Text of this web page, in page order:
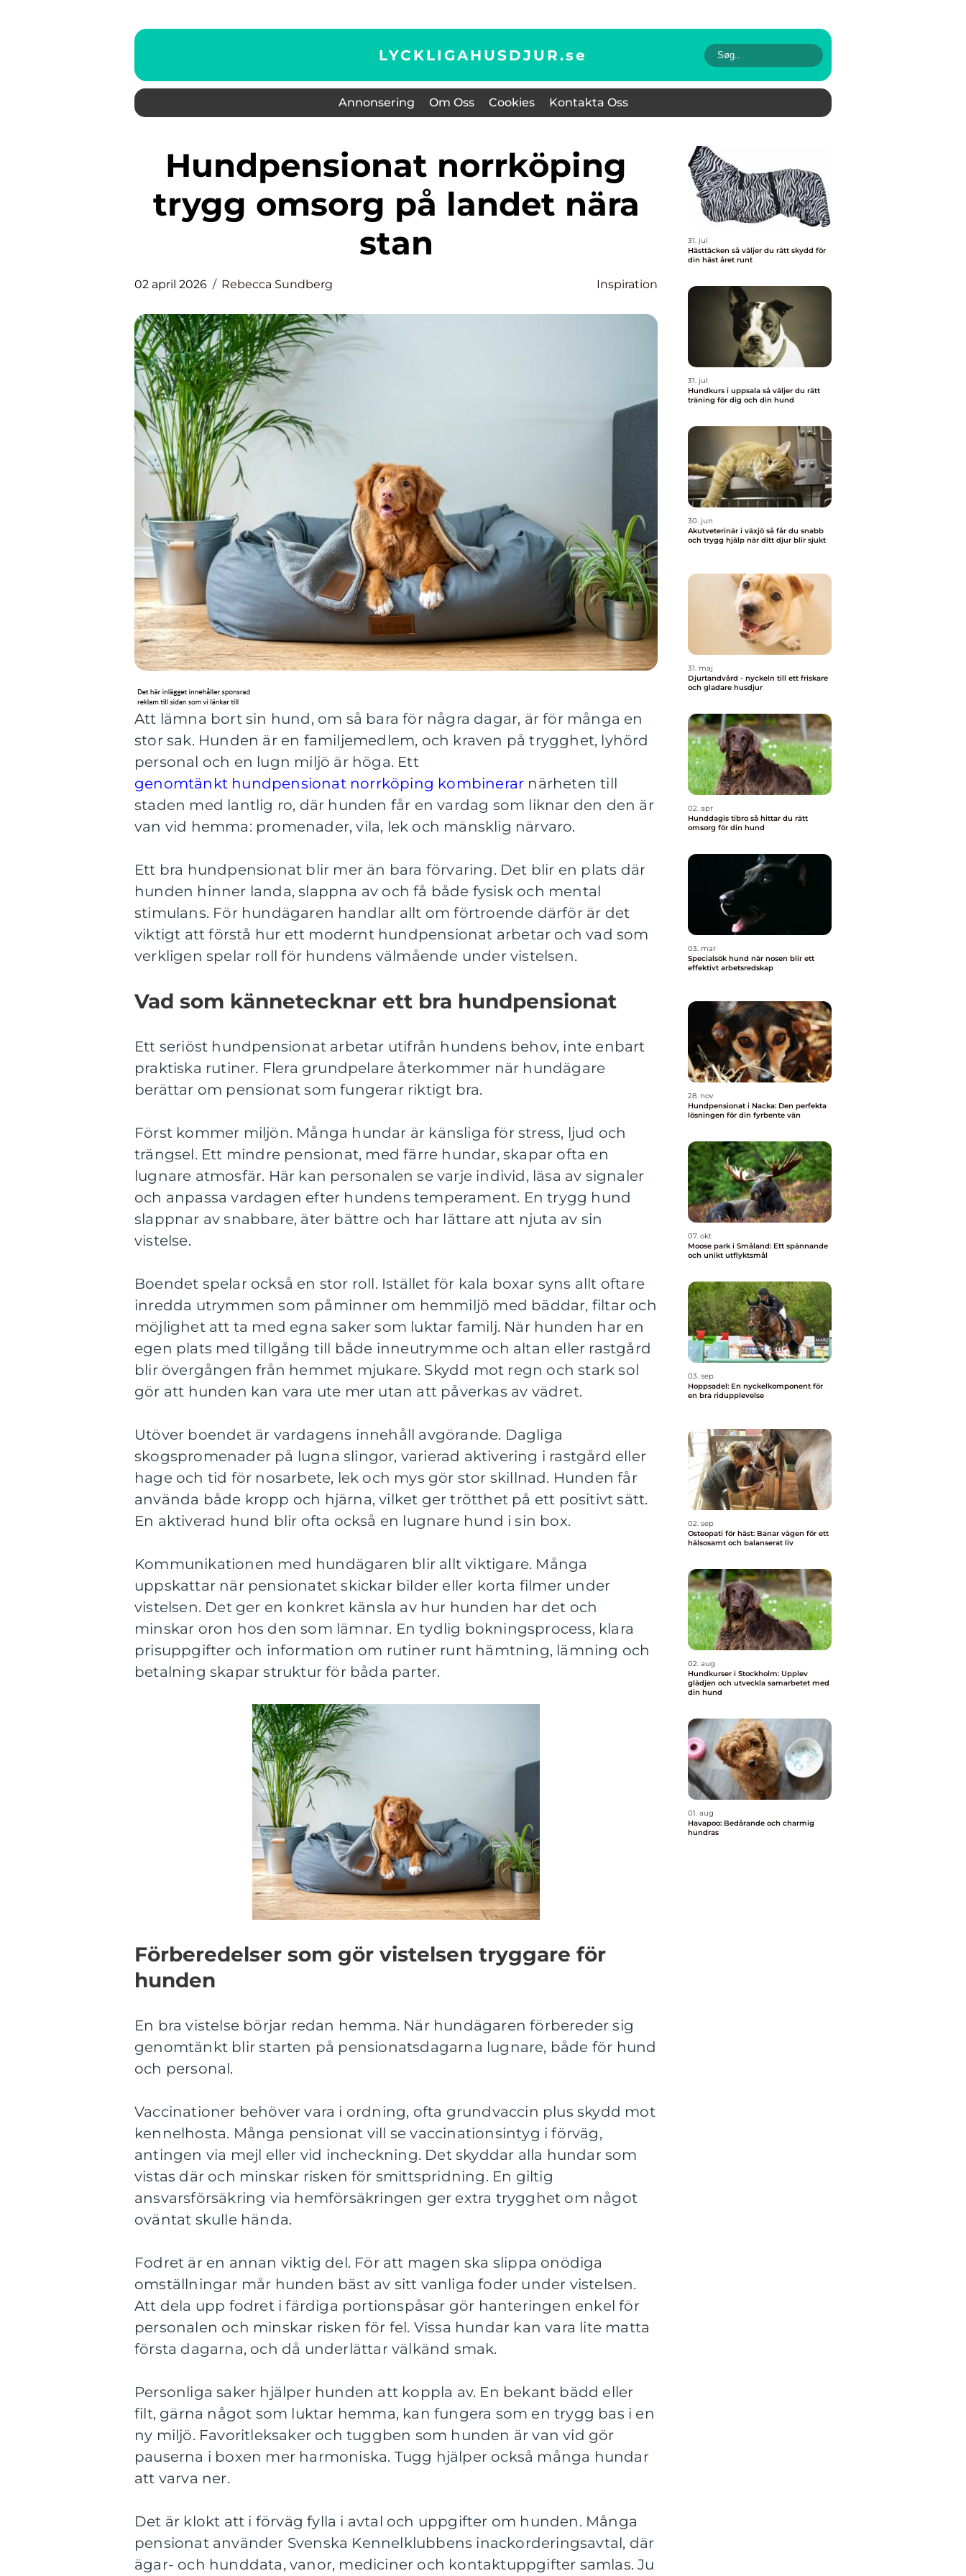
LYCKLIGAHUSDJUR.se
Annonsering Om Oss Cookies Kontakta Oss
Hundpensionat norrköping
trygg omsorg på landet nära
stan
02 april 2026 Rebecca Sundberg Inspiration
Att lämna bort sin hund, om så bara för några dagar, är för många en
stor sak. Hunden är en familjemedlem, och kraven på trygghet, lyhörd
personal och en lugn miljö är höga. Ett
genomtänkt hundpensionat norrköping kombinerar närheten till
staden med lantlig ro, där hunden får en vardag som liknar den den är
van vid hemma: promenader, vila, lek och mänsklig närvaro.
Ett bra hundpensionat blir mer än bara förvaring. Det blir en plats där
hunden hinner landa, slappna av och få både fysisk och mental
stimulans. För hundägaren handlar allt om förtroende därför är det
viktigt att förstå hur ett modernt hundpensionat arbetar och vad som
verkligen spelar roll för hundens välmående under vistelsen.
Vad som kännetecknar ett bra hundpensionat
Ett seriöst hundpensionat arbetar utifrån hundens behov, inte enbart
praktiska rutiner. Flera grundpelare återkommer när hundägare
berättar om pensionat som fungerar riktigt bra.
Först kommer miljön. Många hundar är känsliga för stress, ljud och
trängsel. Ett mindre pensionat, med färre hundar, skapar ofta en
lugnare atmosfär. Här kan personalen se varje individ, läsa av signaler
och anpassa vardagen efter hundens temperament. En trygg hund
slappnar av snabbare, äter bättre och har lättare att njuta av sin
vistelse.
Boendet spelar också en stor roll. Istället för kala boxar syns allt oftare
inredda utrymmen som påminner om hemmiljö med bäddar, filtar och
möjlighet att ta med egna saker som luktar familj. När hunden har en
egen plats med tillgång till både inneutrymme och altan eller rastgård
blir övergången från hemmet mjukare. Skydd mot regn och stark sol
gör att hunden kan vara ute mer utan att påverkas av vädret.
Utöver boendet är vardagens innehåll avgörande. Dagliga
skogspromenader på lugna slingor, varierad aktivering i rastgård eller
hage och tid för nosarbete, lek och mys gör stor skillnad. Hunden får
använda både kropp och hjärna, vilket ger trötthet på ett positivt sätt.
En aktiverad hund blir ofta också en lugnare hund i sin box.
Kommunikationen med hundägaren blir allt viktigare. Många
uppskattar när pensionatet skickar bilder eller korta filmer under
vistelsen. Det ger en konkret känsla av hur hunden har det och
minskar oron hos den som lämnar. En tydlig bokningsprocess, klara
prisuppgifter och information om rutiner runt hämtning, lämning och
betalning skapar struktur för båda parter.
Förberedelser som gör vistelsen tryggare för
hunden
En bra vistelse börjar redan hemma. När hundägaren förbereder sig
genomtänkt blir starten på pensionatsdagarna lugnare, både för hund
och personal.
Vaccinationer behöver vara i ordning, ofta grundvaccin plus skydd mot
kennelhosta. Många pensionat vill se vaccinationsintyg i förväg,
antingen via mejl eller vid incheckning. Det skyddar alla hundar som
vistas där och minskar risken för smittspridning. En giltig
ansvarsförsäkring via hemförsäkringen ger extra trygghet om något
oväntat skulle hända.
Fodret är en annan viktig del. För att magen ska slippa onödiga
omställningar mår hunden bäst av sitt vanliga foder under vistelsen.
Att dela upp fodret i färdiga portionspåsar gör hanteringen enkel för
personalen och minskar risken för fel. Vissa hundar kan vara lite matta
första dagarna, och då underlättar välkänd smak.
Personliga saker hjälper hunden att koppla av. En bekant bädd eller
filt, gärna något som luktar hemma, kan fungera som en trygg bas i en
ny miljö. Favoritleksaker och tuggben som hunden är van vid gör
pauserna i boxen mer harmoniska. Tugg hjälper också många hundar
att varva ner.
Det är klokt att i förväg fylla i avtal och uppgifter om hunden. Många
pensionat använder Svenska Kennelklubbens inackorderingsavtal, där
ägar- och hunddata, vanor, mediciner och kontaktuppgifter samlas. Ju
31. jul
Hästtäcken så väljer du rätt skydd för
din häst året runt
31. jul
Hundkurs i uppsala så väljer du rätt
träning för dig och din hund
30. jun
Akutveterinär i växjö så får du snabb
och trygg hjälp när ditt djur blir sjukt
31. maj
Djurtandvård - nyckeln till ett friskare
och gladare husdjur
02. apr
Hunddagis tibro så hittar du rätt
omsorg för din hund
03. mar
Specialsök hund när nosen blir ett
effektivt arbetsredskap
28. nov
Hundpensionat i Nacka: Den perfekta
lösningen för din fyrbente vän
07. okt
Moose park i Småland: Ett spännande
och unikt utflyktsmål
03. sep
Hoppsadel: En nyckelkomponent för
en bra ridupplevelse
02. sep
Osteopati för häst: Banar vägen för ett
hälsosamt och balanserat liv
02. aug
Hundkurser i Stockholm: Upplev
glädjen och utveckla samarbetet med
din hund
01. aug
Havapoo: Bedårande och charmig
hundras